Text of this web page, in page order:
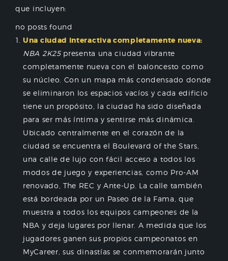
que incluyen:
no posts found
Una ciudad interactiva completamente nueva:
NBA 2K25presenta una ciudad vibrante
completamente nueva con el baloncesto como
su núcleo. Con un mapa más condensado donde
se eliminaron los espacios vacíos y cada edificio
tiene un propósito, la ciudad ha sido diseñada
para ser más íntima y sentirse más dinámica.
Ubicado centralmente en el corazón de la
ciudad se encuentra el Boulevard of the Stars,
una calle de lujo con fácil acceso a todos los
modos de juego y experiencias, como Pro-AM
renovado, The REC y Ante-Up. La calle también
está bordeada por un Paseo de la Fama, que
muestra a todos los equipos campeones de la
NBA y deja lugares por llenar. A medida que los
jugadores ganen sus propios campeonatos en
MyCareer, sus dinastías se conmemorarán junto